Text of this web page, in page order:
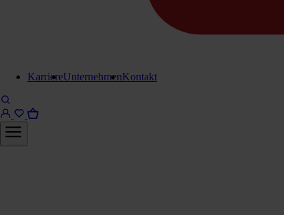
KarriereUnternehmenKontakt